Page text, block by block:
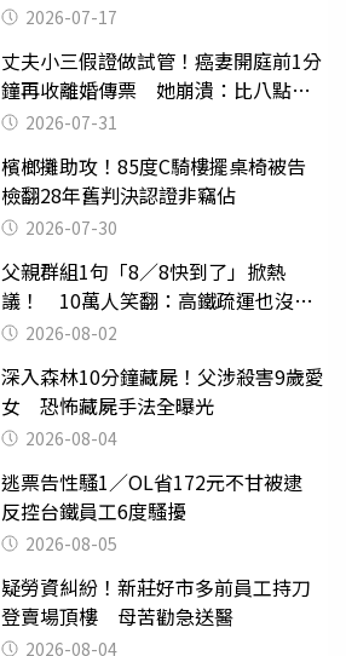
2026-07-17
丈夫小三假證做試管！癌妻開庭前1分
鐘再收離婚傳票 她崩潰：比八點檔
還扯2026-07-31
檳榔攤助攻！85度C騎樓擺桌椅被告
檢翻28年舊判決認證非竊佔
2026-07-30
父親群組1句「8／8快到了」掀熱
議！ 10萬人笑翻：高鐵疏運也沒列
父親節
2026-08-02
深入森林10分鐘藏屍！父涉殺害9歲愛
女 恐怖藏屍手法全曝光
2026-08-04
逃票告性騷1／OL省172元不甘被逮
反控台鐵員工6度騷擾
2026-08-05
疑勞資糾紛！新莊好市多前員工持刀
登賣場頂樓 母苦勸急送醫
2026-08-04